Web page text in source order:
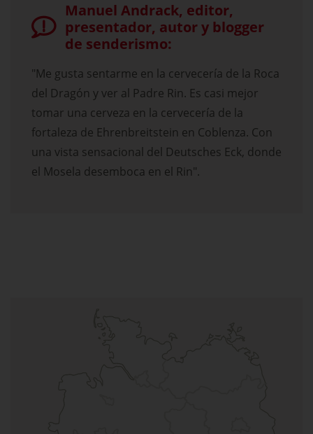
Manuel Andrack, editor,
presentador, autor y blogger
de senderismo:
"Me gusta sentarme en la cervecería de la Roca
del Dragón y ver al Padre Rin. Es casi mejor
tomar una cerveza en la cervecería de la
fortaleza de Ehrenbreitstein en Coblenza. Con
una vista sensacional del Deutsches Eck, donde
el Mosela desemboca en el Rin".